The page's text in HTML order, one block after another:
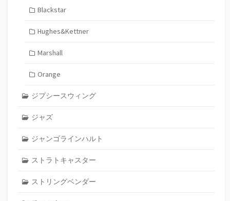
Blackstar
Hughes&Kettner
Marshall
Orange
ジプシースウィング
ジャズ
ジャンゴラインハルト
ストラトキャスター
ストリングベンダー